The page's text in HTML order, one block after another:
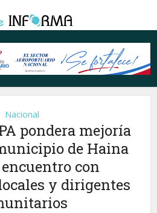
Nacional
pondera mejoría
de Haina
con
y dirigentes